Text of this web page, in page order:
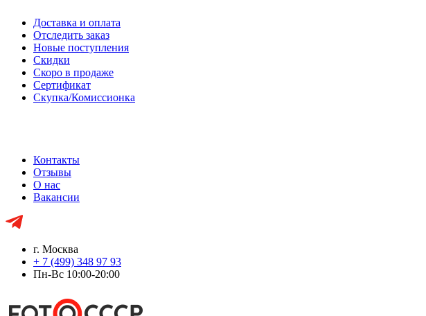
Доставка и оплата
Отследить заказ
Новые поступления
Скидки
Скоро в продаже
Сертификат
Скупка/Комиссионка
Контакты
Отзывы
О нас
Вакансии
г. Москва
+ 7 (499) 348 97 93
Пн-Вс 10:00-20:00